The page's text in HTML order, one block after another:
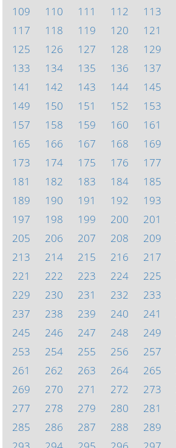
109
110 111 112 113
117
118 119 120 121
125
126 127 128 129
133
134 135 136 137
141
142 143 144 145
149
150 151 152 153
157
158 159 160 161
165
166 167 168 169
173
174 175 176 177
181
182 183 184 185
189
190 191 192 193
197
198 199 200 201
205
206 207 208 209
213
214 215 216 217
221
222 223 224 225
229
230 231 232 233
237
238 239 240 241
245
246 247 248 249
253
254 255 256 257
261
262 263 264 265
269
270 271 272 273
277
278 279 280 281
285
286 287 288 289